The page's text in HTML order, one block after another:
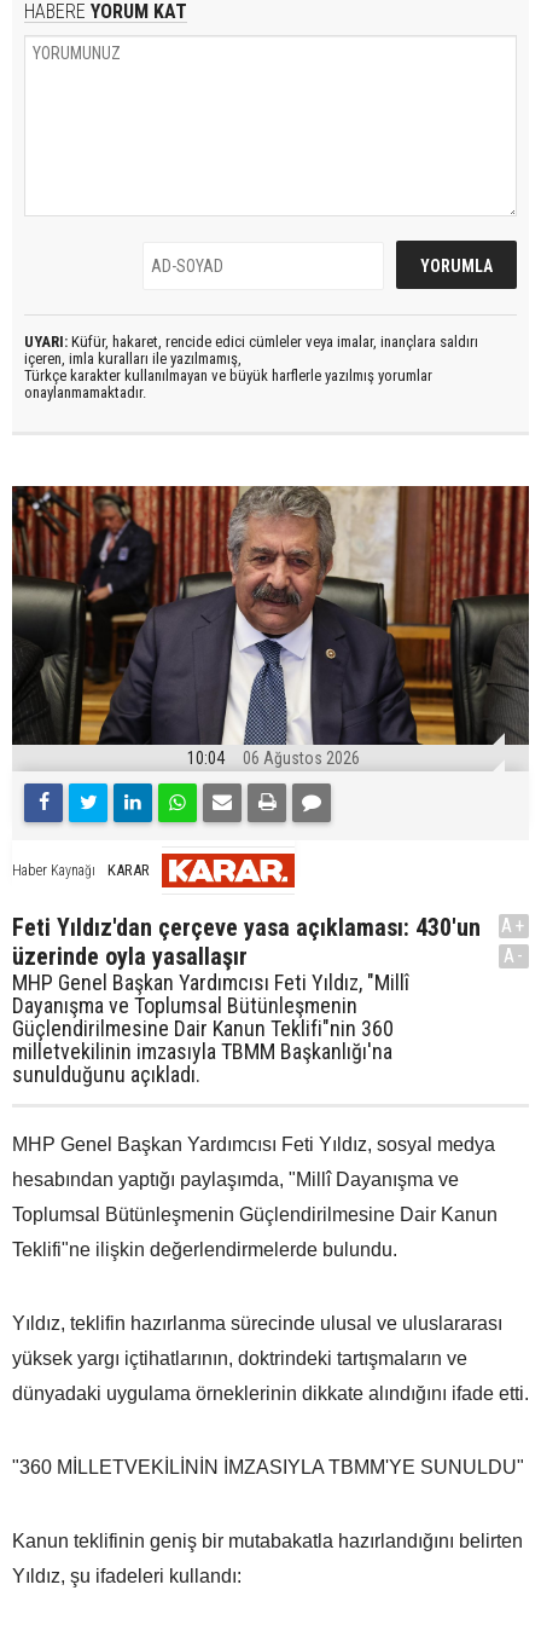
HABERE YORUM KAT
UYARI: Küfür, hakaret, rencide edici cümleler veya imalar, inançlara saldırı
içeren, imla kuralları ile yazılmamış,
Türkçe karakter kullanılmayan ve büyük harflerle yazılmış yorumlar
onaylanmamaktadır.
10:04 06 Ağustos 2026
Haber Kaynağı KARAR
Feti Yıldız'dan çerçeve yasa açıklaması: 430'un
üzerinde oyla yasallaşır
MHP Genel Başkan Yardımcısı Feti Yıldız, "Millî
Dayanışma ve Toplumsal Bütünleşmenin
Güçlendirilmesine Dair Kanun Teklifi"nin 360
milletvekilinin imzasıyla TBMM Başkanlığı'na
sunulduğunu açıkladı.
A+
A-
MHP Genel Başkan Yardımcısı Feti Yıldız, sosyal medya
hesabından yaptığı paylaşımda, "Millî Dayanışma ve
Toplumsal Bütünleşmenin Güçlendirilmesine Dair Kanun
Teklifi"ne ilişkin değerlendirmelerde bulundu.
Yıldız, teklifin hazırlanma sürecinde ulusal ve uluslararası
yüksek yargı içtihatlarının, doktrindeki tartışmaların ve
dünyadaki uygulama örneklerinin dikkate alındığını ifade etti.
"360 MİLLETVEKİLİNİN İMZASIYLA TBMM'YE SUNULDU"
Kanun teklifinin geniş bir mutabakatla hazırlandığını belirten
Yıldız, şu ifadeleri kullandı: